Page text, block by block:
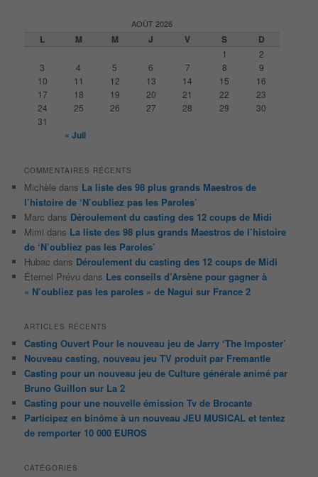
AOÛT 2026
L M M J V S D
1
2
3
4 5 6 7 8
9
10
11 12 13 14 15
16
17
18 19 20 21 22
23
24
25 26 27 28 29
30
31
« Juil
COMMENTAIRES RÉCENTS
Michèle dans La liste des 98 plus grands Maestros de
l’histoire de ‘N’oubliez pas les Paroles’
Marc dans Déroulement du casting des 12 coups de Midi
Mimi dans La liste des 98 plus grands Maestros de l’histoire
de ‘N’oubliez pas les Paroles’
Hubac dans Déroulement du casting des 12 coups de Midi
Éternel Prévu dans Les conseils d’Arsène pour gagner à
« N’oubliez pas les paroles » de Nagui sur France 2
ARTICLES RÉCENTS
Casting Ouvert Pour le nouveau jeu de Jarry ‘The Imposter’
Nouveau casting, nouveau jeu TV produit par Fremantle
Casting pour un nouveau jeu de Culture générale animé par
Bruno Guillon sur La 2
Casting pour une nouvelle émission Tv de Brocante
Participez en binôme à un nouveau JEU MUSICAL et tentez
de remporter 10 000 EUROS
CATÉGORIES